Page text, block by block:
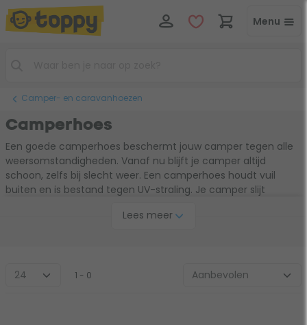
Menu
Camper- en caravanhoezen
Camperhoes
Een goede camperhoes beschermt jouw camper tegen alle
weersomstandigheden. Vanaf nu blijft je camper altijd
schoon, zelfs bij slecht weer. Een camperhoes houdt vuil
buiten en is bestand tegen UV-straling. Je camper slijt
kampeerpret met een camperhoes!
Lees meer
1 - 0